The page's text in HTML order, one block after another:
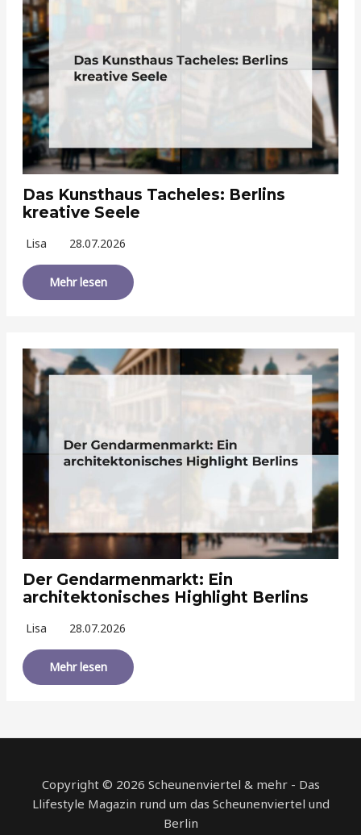
Das Kunsthaus Tacheles: Berlins
kreative Seele
Lisa 28.07.2026
Mehr lesen
Der Gendarmenmarkt: Ein
architektonisches Highlight Berlins
Lisa 28.07.2026
Mehr lesen
Copyright © 2026 Scheunenviertel & mehr - Das
Llifestyle Magazin rund um das Scheunenviertel und
Berlin